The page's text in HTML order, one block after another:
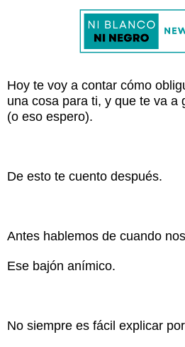
Hoy te voy a contar cómo
una cosa para ti, y que te va a
(o eso espero).
De esto te cuento después.
Antes hablemos de cuando
Ese bajón anímico.
No siempre es fácil explicar